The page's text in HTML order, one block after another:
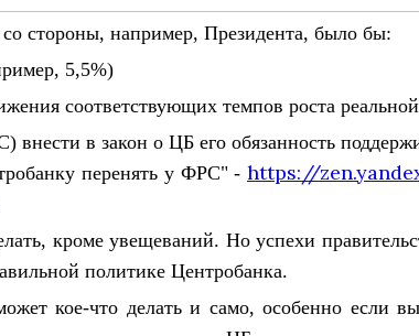
стороны, например, Президента, было бы:
5,5%)
соответствующих темпов роста
в закон о ЦБ его обязанность
перенять у ФРС" -https://
кроме увещеваний. Но успехи
политике Центробанка.
кое-что делать и само, особенно если